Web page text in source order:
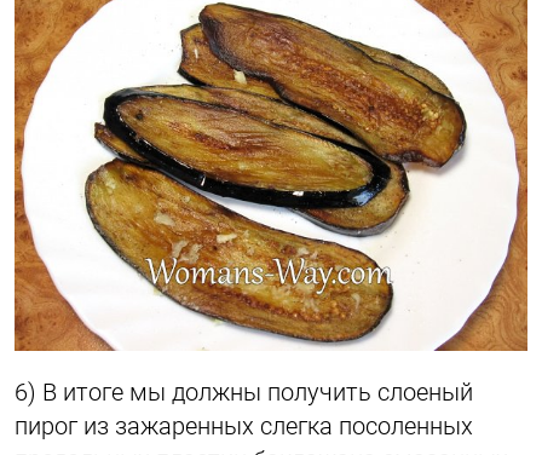
6) В итоге мы должны получить слоеный
пирог из зажаренных слегка посоленных